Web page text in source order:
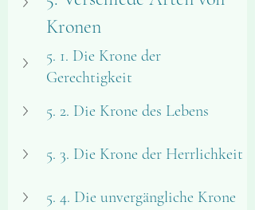
Kronen
5. 1. Die Krone der
Gerechtigkeit
5. 2. Die Krone des Lebens
5. 3. Die Krone der Herrlichkeit
5. 4. Die unvergängliche Krone